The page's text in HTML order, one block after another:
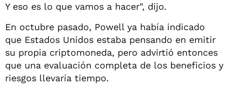
Y eso es lo que vamos a hacer", dijo.
En octubre pasado, Powell ya había indicado
que Estados Unidos estaba pensando en emitir
su propia criptomoneda, pero advirtió entonces
que una evaluación completa de los beneficios y
riesgos llevaría tiempo.